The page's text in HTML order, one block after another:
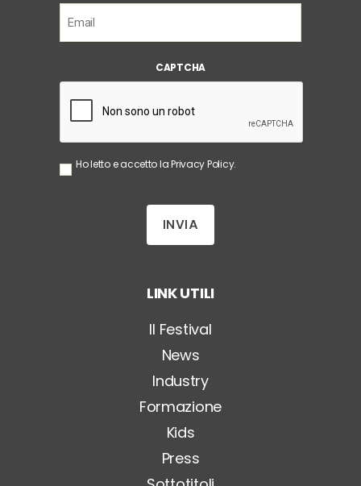
a
l
*
CAPTCHA
S
z
a
l
*
Ho letto e accetto laPrivacy Policy.
LINK UTILI
Il Festival
News
Industry
Formazione
Kids
Press